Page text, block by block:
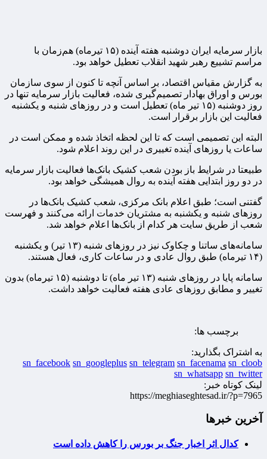
بازار سرمایه ایران دوشنبه هفته آینده (۱۵ تیرماه) هم‌زمان با
مراسم تشییع رهبر شهید انقلاب تعطیل خواهد بود.
به گزارش مقیاس اقتصاد، بر اساس آنچه تا کنون از سوی سازمان
بورس و اوراق بهادار تصمیم‌گیری شده، فعالیت بازار سرمایه تنها در
روز دوشنبه (۱۵ تیر ماه) تعطیل است و در روزهای شنبه و یکشنبه
فعالیت این بازار برقرار است.
البته این تصمیمی است که تا این لحظه اتخاذ شده و ممکن است در
ساعات یا روزهای آینده تغییری در این روند اعلام شود.
طبیعتا در شرایط باز بودن شعب کشیک بانک‌ها فعالیت بازار سرمایه
در دو روز ابتدایی هفته آینده به روال همیشگی خواهد بود.
گفتنی است؛ طبق اعلام بانک مرکزی، شعب کشیک بانک‌ها در
روزهای شنبه و یکشنبه به مشتریان خدمات ارائه می‌کنند و فهرست
شعب از طریق سایت هر کدام از بانک‌ها اعلام خواهد شد.
سامانه‌های ساتنا و چکاوک نیز در روزهای شنبه (۱۳ تیر) و یکشنبه
(۱۴ تیرماه) طبق روال عادی و در ساعات کاری، فعال هستند.
سامانه پایا در روزهای شنبه (۱۳ تیر ماه) تا دوشنبه (۱۵ تیرماه) بدون
تغییر و مطابق روزهای عادی هفته فعالیت خواهد داشت.
برچسب ها:
به اشتراک بگذارید:
sn_facebook sn_googleplus sn_telegram sn_facenama sn_cloob
sn_whatsapp sn_twitter
لینک کوتاه خبر:
https://meghiaseghtesad.ir/?p=7965
آخرین خبرها
کدال اثر اخبار جنگ بر بورس را کاهش داده است